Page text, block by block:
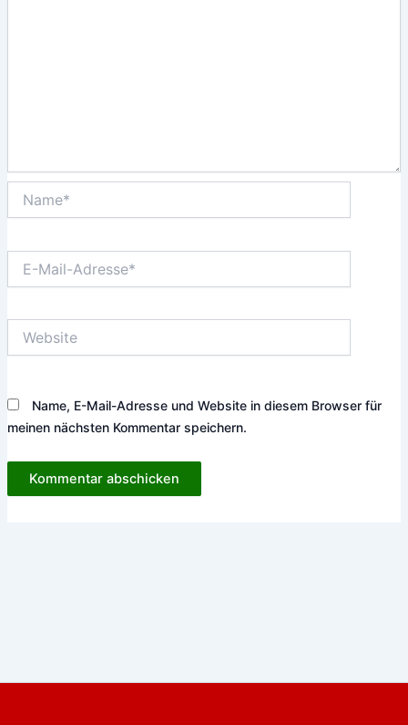
Mail-
Name, E-Mail-Adresse und Website in diesem Browser für
meinen nächsten Kommentar speichern.